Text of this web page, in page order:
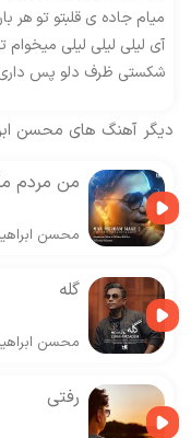
میام جاده ی قلبتو تو هر
آی لیلی لیلی لیلی میخوام
شکستی ظرف دلو پس
دیگر آهنگ های محسن
من مردم
محسن
گله
محسن
رفتی